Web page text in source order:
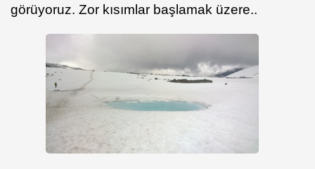
görüyoruz. Zor kısımlar başlamak üzere..